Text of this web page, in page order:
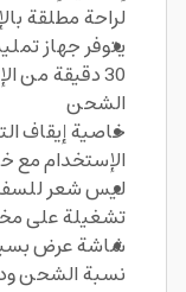
لراحة مطلقة
يتوفر جهاز
الشحن
خاصية إيقاف
الإستخدام مع
ليس شعر
تشغيلة على
نسبة الشحن